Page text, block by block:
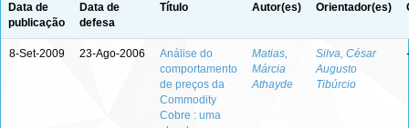
Data de
publicação
Data de
defesa
Título Autor(es) Orientador(es)
8-Set-2009 23-Ago-2006
Análise do
comportamento
de preços da
Commodity
Cobre : uma
Matias,
Márcia
Athayde
Silva, César
Augusto
Tibúrcio
-